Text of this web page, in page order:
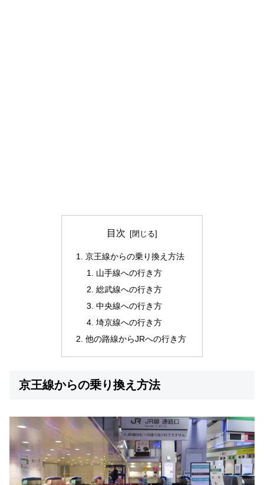
目次
京王線からの乗り換え方法
山手線への行き方
総武線への行き方
中央線への行き方
埼京線への行き方
他の路線からJRへの行き方
京王線からの乗り換え方法